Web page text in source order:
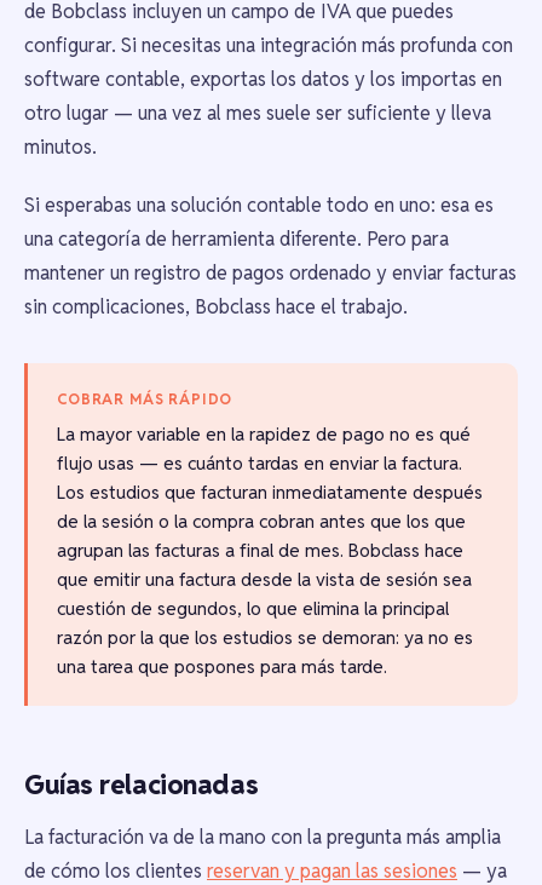
de Bobclass incluyen un campo de IVA que puedes
configurar. Si necesitas una integración más profunda con
software contable, exportas los datos y los importas en
otro lugar — una vez al mes suele ser suficiente y lleva
minutos.
Si esperabas una solución contable todo en uno: esa es
una categoría de herramienta diferente. Pero para
mantener un registro de pagos ordenado y enviar facturas
sin complicaciones, Bobclass hace el trabajo.
COBRAR MÁS RÁPIDO
La mayor variable en la rapidez de pago no es qué
flujo usas — es cuánto tardas en enviar la factura.
Los estudios que facturan inmediatamente después
de la sesión o la compra cobran antes que los que
agrupan las facturas a final de mes. Bobclass hace
que emitir una factura desde la vista de sesión sea
cuestión de segundos, lo que elimina la principal
razón por la que los estudios se demoran: ya no es
una tarea que pospones para más tarde.
Guías relacionadas
La facturación va de la mano con la pregunta más amplia
de cómo los clientes reservan y pagan las sesiones — ya